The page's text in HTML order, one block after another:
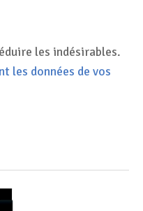
les indésirables.
les données de vos